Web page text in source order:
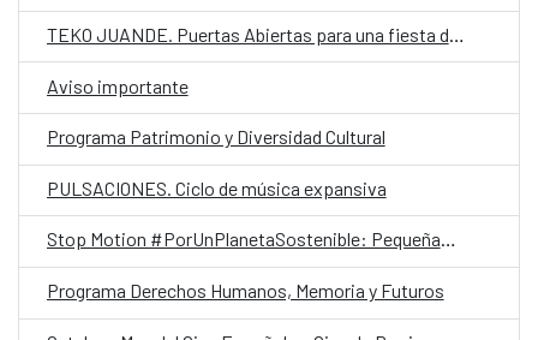
TEKO JUANDE. Puertas Abiertas para una fiesta de creatividad comunitaria
Aviso importante
Programa Patrimonio y Diversidad Cultural
PULSACIONES. Ciclo de música expansiva
Stop Motion #PorUnPlanetaSostenible: Pequeñas acciones, grandes cambios ¡Únete al reto!
Programa Derechos Humanos, Memoria y Futuros